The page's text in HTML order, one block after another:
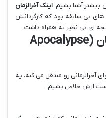
بیشتر آشنا بشیم.اینک آخرالزمان
بی سابقه بود که کارگردانش
ای بی نظیر به همراه داشت.
اینک آخرالزمان (Apocalypse
رو منتقل می کنه، یه
ازش خلاص بشیم.